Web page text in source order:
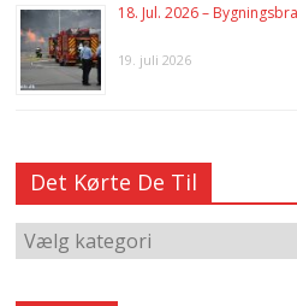
18. Jul. 2026 –
19. juli 2026
Det Kørte De Til